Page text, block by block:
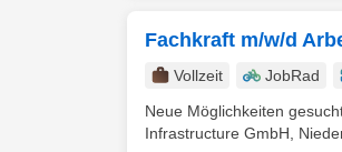
Fachkraft m/w/d
Vollzeit JobRad
Neue Möglichkeiten
Infrastructure GmbH,